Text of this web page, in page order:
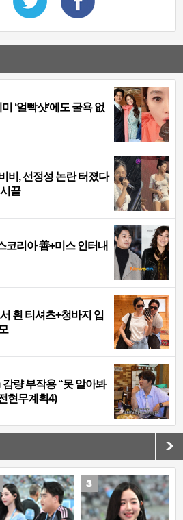
‘얼빡샷’에도 굴욕 없
비, 선정성 논란 터졌다
끌
코리아 善+미스 인터내
흰 티셔츠+청바지 입
량 부작용 “못 알아봐
현무계획4)